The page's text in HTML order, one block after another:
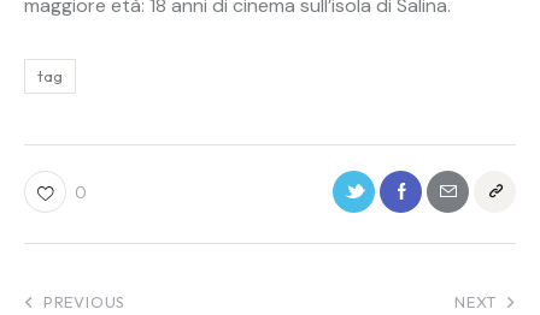
maggiore età: 18 anni di cinema sull’isola di Salina.
tag
0
PREVIOUS NEXT